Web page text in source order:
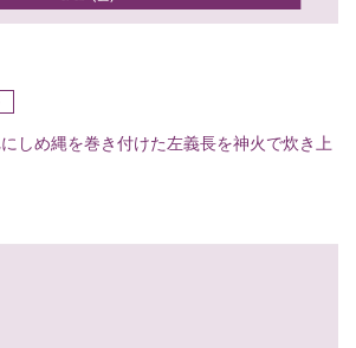
しめ縄を巻き付けた左義長を神火で炊き上